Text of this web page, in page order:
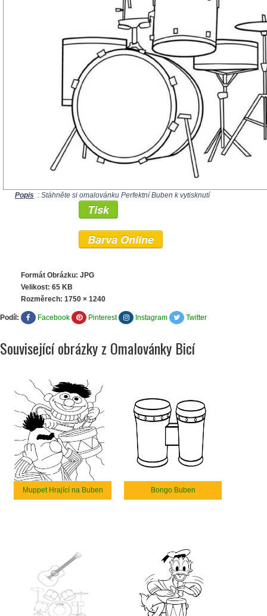
Popis : Stáhněte si omalovánku Perfektní Buben k vytisknutí
Tisk
Barva Online
Formát Obrázku: JPG
Velikost: 65 KB
Rozměrech: 1750 × 1240
Podíl: Facebook Pinterest Instagram Twitter
Související obrázky z Omalovánky Bicí
Muppet Hrající na Buben Bongo Buben